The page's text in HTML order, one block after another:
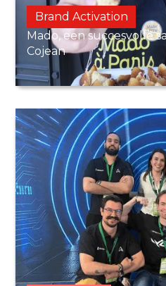
Brand Activation
Mado, een succesvolle
Cojean